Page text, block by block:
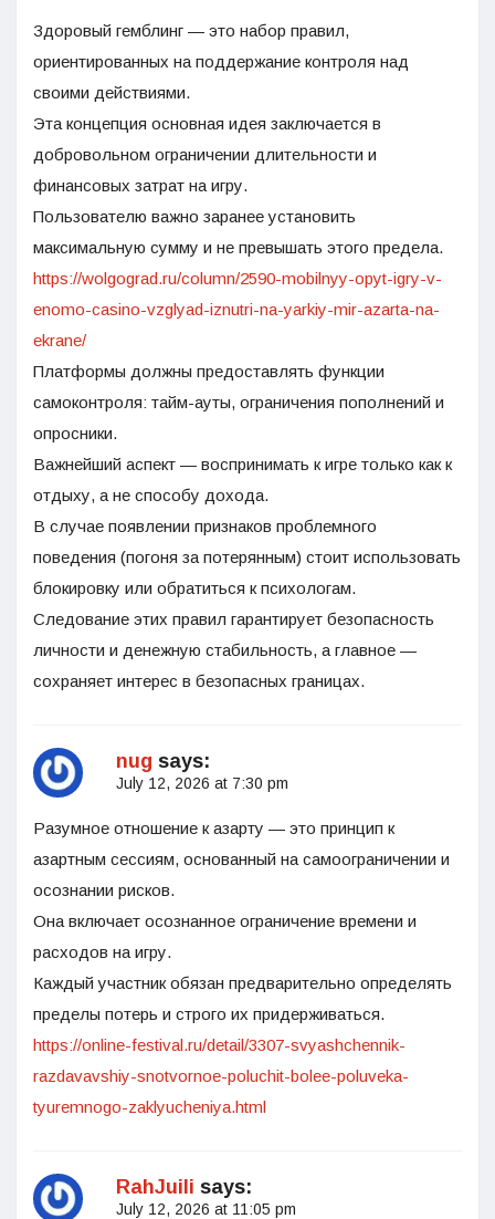
Здоровый гемблинг — это набор правил,
ориентированных на поддержание контроля над
своими действиями.
Эта концепция основная идея заключается в
добровольном ограничении длительности и
финансовых затрат на игру.
Пользователю важно заранее установить
максимальную сумму и не превышать этого предела.
https://wolgograd.ru/column/2590-mobilnyy-opyt-igry-v-
enomo-casino-vzglyad-iznutri-na-yarkiy-mir-azarta-na-
ekrane/
Платформы должны предоставлять функции
самоконтроля: тайм-ауты, ограничения пополнений и
опросники.
Важнейший аспект — воспринимать к игре только как к
отдыху, а не способу дохода.
В случае появлении признаков проблемного
поведения (погоня за потерянным) стоит использовать
блокировку или обратиться к психологам.
Следование этих правил гарантирует безопасность
личности и денежную стабильность, а главное —
сохраняет интерес в безопасных границах.
nug says:
July 12, 2026 at 7:30 pm
Разумное отношение к азарту — это принцип к
азартным сессиям, основанный на самоограничении и
осознании рисков.
Она включает осознанное ограничение времени и
расходов на игру.
Каждый участник обязан предварительно определять
пределы потерь и строго их придерживаться.
https://online-festival.ru/detail/3307-svyashchennik-
razdavavshiy-snotvornoe-poluchit-bolee-poluveka-
tyuremnogo-zaklyucheniya.html
RahJuili says:
July 12, 2026 at 11:05 pm